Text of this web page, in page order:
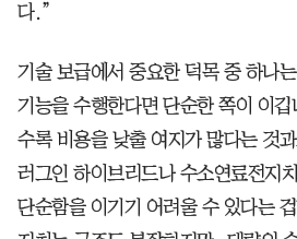
다.”
기술 보급에서 중요한 덕목 중 하나
기능을 수행한다면 단순한 쪽이 이
수록 비용을 낮출 여지가 많다는 것
러그인 하이브리드나 수소연료전지
단순함을 이기기 어려울 수 있다는